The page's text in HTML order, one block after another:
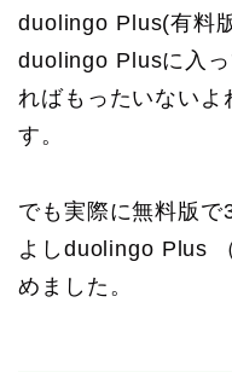
duolingo Plus(有料
duolingo Plusに入
ればもったいない
す。
でも実際に無料版で
よしduolingo Plus
めました。